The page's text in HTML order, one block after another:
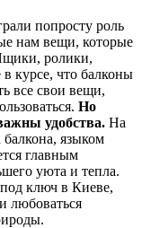
попросту роль
нам вещи, которые
ролики,
курсе, что балконы
все свои вещи,
Но
удобства. На
языком
главным
уюта и тепла.
ключ в Киеве,
любоваться